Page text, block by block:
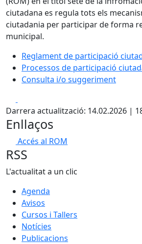
ciutadana es regula tots els
ciutadania per participar de forma
municipal.
Reglament de participació
Processos de participació
Consulta i/o suggeriment
Darrera actualització: 14.02.2026 |
Enllaços
Accés al ROM
RSS
L'actualitat a un clic
Agenda
Avisos
Cursos i Tallers
Notícies
Publicacions